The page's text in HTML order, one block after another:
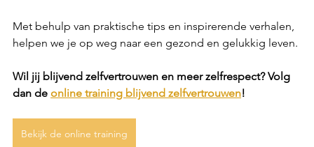
Met behulp van praktische tips en inspirerende verhalen,
helpen we je op weg naar een gezond en gelukkig leven.
Wil jij blijvend zelfvertrouwen en meer zelfrespect? Volg
dan de online training blijvend zelfvertrouwen!
Bekijk de online training